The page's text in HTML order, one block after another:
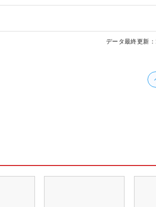
データ最終更新：